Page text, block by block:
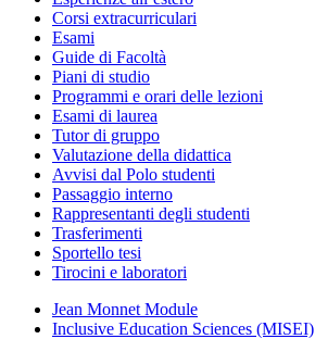
Corsi extracurriculari
Esami
Guide di Facoltà
Piani di studio
Programmi e orari delle lezioni
Esami di laurea
Tutor di gruppo
Valutazione della didattica
Avvisi dal Polo studenti
Passaggio interno
Rappresentanti degli studenti
Trasferimenti
Sportello tesi
Tirocini e laboratori
Jean Monnet Module
Inclusive Education Sciences (MISEI)